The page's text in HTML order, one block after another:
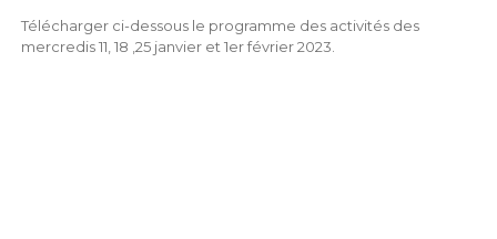
Télécharger ci-dessous le programme des activités des
mercredis 11, 18 ,25 janvier et 1er février 2023.